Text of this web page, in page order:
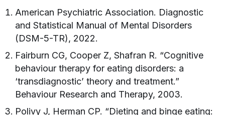
American Psychiatric Association. Diagnostic
and Statistical Manual of Mental Disorders
(DSM-5-TR), 2022.
Fairburn CG, Cooper Z, Shafran R. “Cognitive
behaviour therapy for eating disorders: a
‘transdiagnostic’ theory and treatment.”
Behaviour Research and Therapy, 2003.
Polivy J, Herman CP. “Dieting and binge eating: